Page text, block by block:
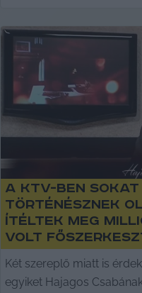
A KTV-ben
történésznek
ítéltek meg
volt
Két szereplő miatt is
egyiket Hajagos